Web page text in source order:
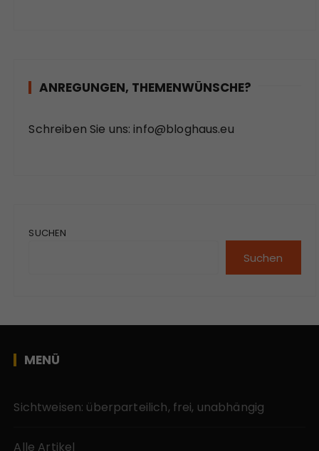
ANREGUNGEN, THEMENWÜNSCHE?
Schreiben Sie uns: info@bloghaus.eu
SUCHEN
Suchen
MENÜ
Sichtweisen: überparteilich, frei, unabhängig
Alle Artikel